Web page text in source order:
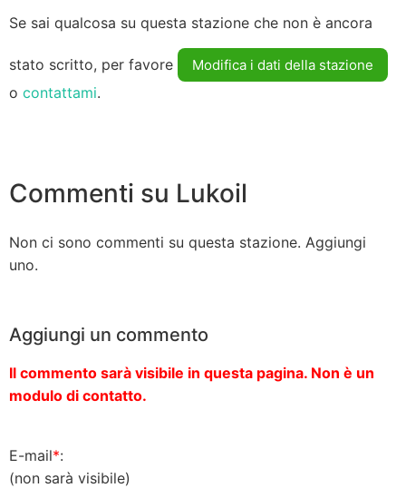
Se sai qualcosa su questa stazione che non è ancora
stato scritto, per favore Modifica i dati della stazione
o contattami.
Commenti su Lukoil
Non ci sono commenti su questa stazione. Aggiungi
uno.
Aggiungi un commento
Il commento sarà visibile in questa pagina. Non è un
modulo di contatto.
E-mail*:
(non sarà visibile)